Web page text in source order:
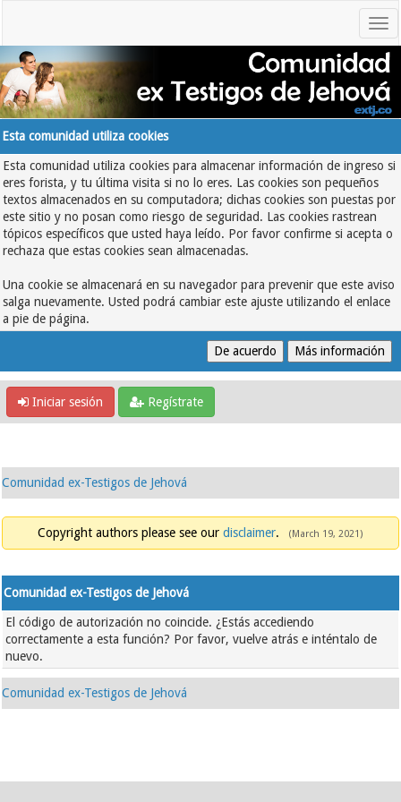
Esta comunidad utiliza cookies
Esta comunidad utiliza cookies para almacenar información de ingreso si
eres forista, y tu última visita si no lo eres. Las cookies son pequeños
textos almacenados en su computadora; dichas cookies son puestas por
este sitio y no posan como riesgo de seguridad. Las cookies rastrean
tópicos específicos que usted haya leído. Por favor confirme si acepta o
rechaza que estas cookies sean almacenadas.
Una cookie se almacenará en su navegador para prevenir que este aviso
salga nuevamente. Usted podrá cambiar este ajuste utilizando el enlace
a pie de página.
Iniciar sesión Regístrate
Comunidad ex-Testigos de Jehová
Copyright authors please see our disclaimer. (March 19, 2021)
Comunidad ex-Testigos de Jehová
El código de autorización no coincide. ¿Estás accediendo
correctamente a esta función? Por favor, vuelve atrás e inténtalo de
nuevo.
Comunidad ex-Testigos de Jehová